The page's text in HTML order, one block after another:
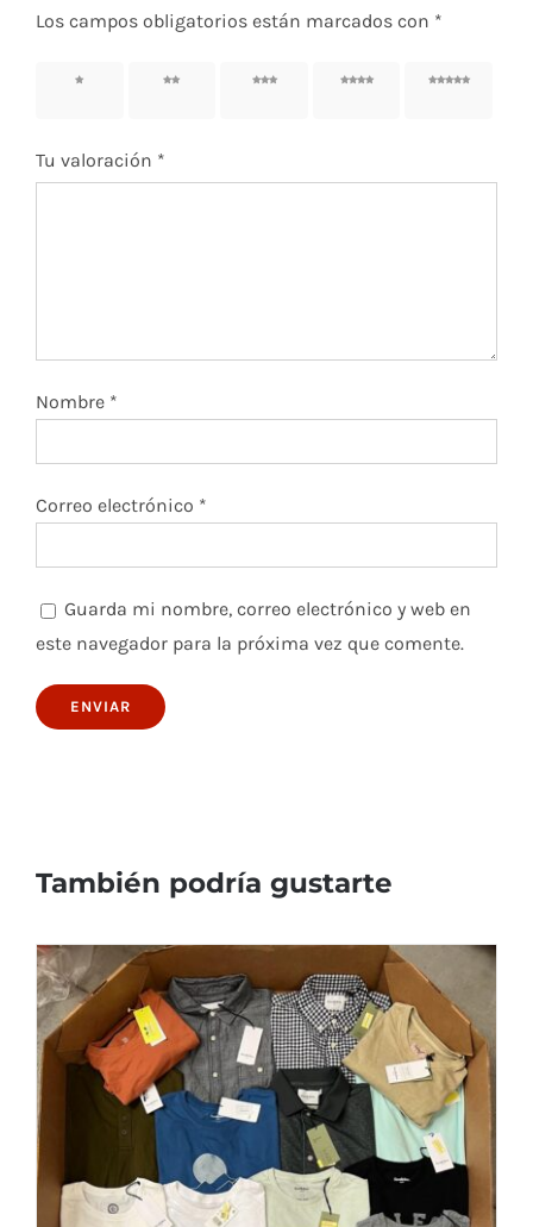
Los campos obligatorios están marcados con *
1 de 5
2 de 5
3 de 5
4 de 5
5 de 5
Tu valoración *
Nombre *
Correo electrónico *
Guarda mi nombre, correo electrónico y web en
este navegador para la próxima vez que comente.
También podría gustarte